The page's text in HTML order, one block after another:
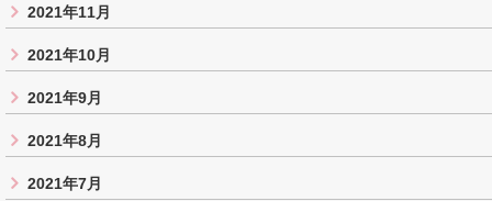
2021年11月
2021年10月
2021年9月
2021年8月
2021年7月